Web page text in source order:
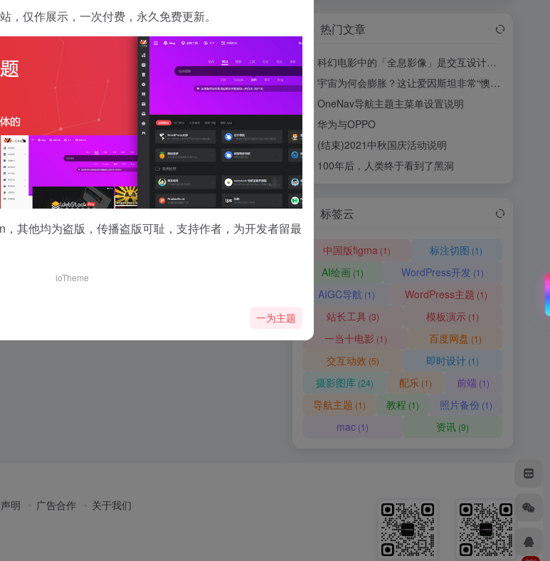
热门文章
科幻电影中的「全息影像」是交互设计的未来么？
宇宙为何会膨胀？这让爱因斯坦非常“懊恼”！
OneNav导航主题主菜单设置说明
华为与OPPO
(结束)2021中秋国庆活动说明
100年后，人类终于看到了黑洞
标签云
中国版figma (1) 标注切图 (1)
AI绘画 (1) WordPress开发 (1)
AIGC导航 (1) WordPress主题 (1)
站长工具 (3) 模板演示 (1)
一当十电影 (1) 百度网盘 (1)
交互动效 (5) 即时设计 (1)
摄影图库(24) 配乐(1) 前端 (1)
导航主题 (1) 教程 (1) 照片备份 (1)
mac (1) 资讯(9)
明 广告合作 关于我们
，仅作展示，一次付费，永久免费更新。
，其他均为盗版，传播盗版可耻，支持作者，为开发者留最
ioTheme
一为主题